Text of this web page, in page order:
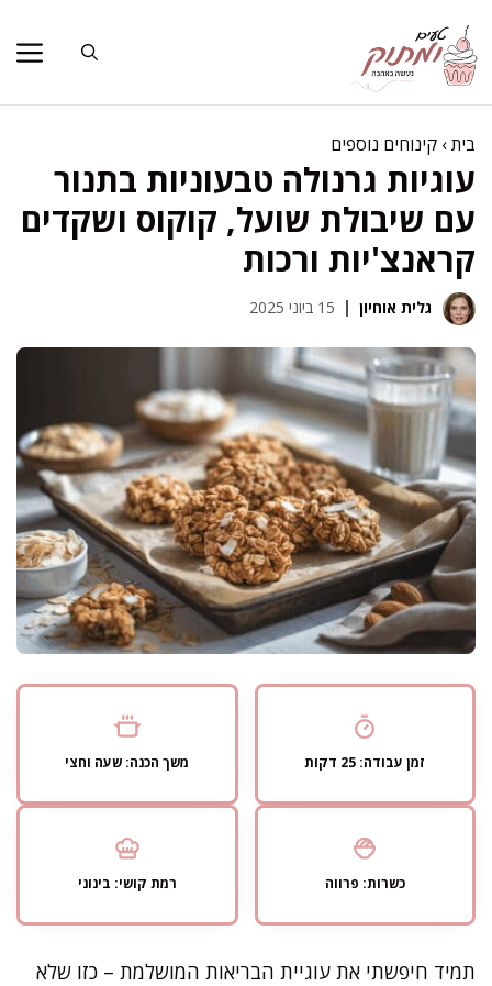
לתוכן
בית› קינוחים נוספים
עוגיות גרנולה טבעוניות בתנור
עם שיבולת שועל, קוקוס ושקדים
קראנצ'יות ורכות
גלית אוחיון 15 ביוני 2025
זמן עבודה: 25 דקות משך הכנה: שעה וחצי
כשרות: פרווה רמת קושי: בינוני
תמיד חיפשתי את עוגיית הבריאות המושלמת – כזו שלא